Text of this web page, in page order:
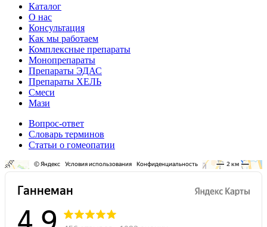
Каталог
О нас
Консультация
Как мы работаем
Комплексные препараты
Монопрепараты
Препараты ЭДАС
Препараты ХЕЛЬ
Смеси
Мази
Вопрос-ответ
Словарь терминов
Статьи о гомеопатии